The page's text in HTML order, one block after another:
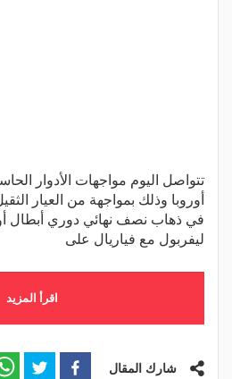
تتواصل اليوم مواجهات الأدوار
أوروبا وذلك بمواجهة من العيار
في ذهاب نصف نهائي دوري أبطال
ليفربول مع فياريال على
اقرأ المزيد
شارك المقال